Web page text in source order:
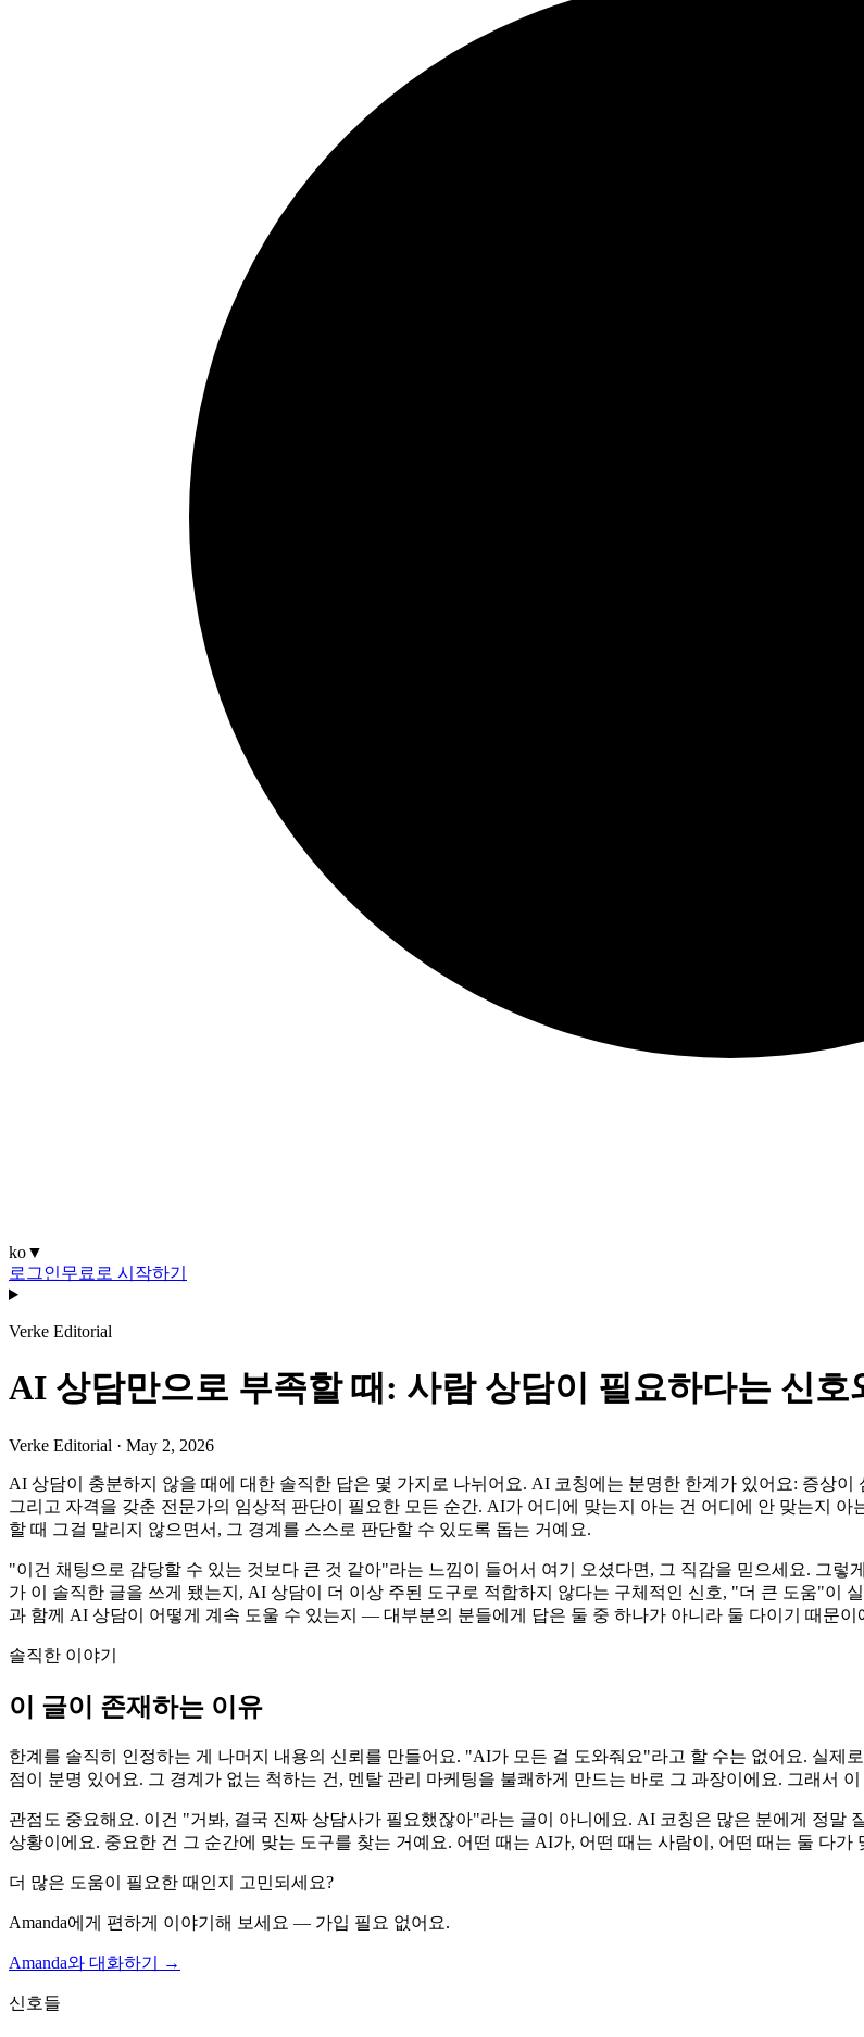
ko▼
로그인무료로 시작하기
Verke Editorial
AI 상담만으로 부족할 때: 사람 상담이 필요하다는 신호
Verke Editorial · May 2, 2026
AI 상담이 충분하지 않을 때에 대한 솔직한 답은 몇 가지로 나뉘어요. AI 코칭에는 분명한 한계가 있어요: 증상
그리고 자격을 갖춘 전문가의 임상적 판단이 필요한 모든 순간. AI가 어디에 맞는지 아는 건 어디에 안 맞는지
할 때 그걸 말리지 않으면서, 그 경계를 스스로 판단할 수 있도록 돕는 거예요.
"이건 채팅으로 감당할 수 있는 것보다 큰 것 같아"라는 느낌이 들어서 여기 오셨다면, 그 직감을 믿으세요. 그렇
가 이 솔직한 글을 쓰게 됐는지, AI 상담이 더 이상 주된 도구로 적합하지 않다는 구체적인 신호, "더 큰 도움"이
과 함께 AI 상담이 어떻게 계속 도울 수 있는지 — 대부분의 분들에게 답은 둘 중 하나가 아니라 둘 다이기 때문이
솔직한 이야기
이 글이 존재하는 이유
한계를 솔직히 인정하는 게 나머지 내용의 신뢰를 만들어요. "AI가 모든 걸 도와줘요"라고 할 수는 없어요. 실제
점이 분명 있어요. 그 경계가 없는 척하는 건, 멘탈 관리 마케팅을 불쾌하게 만드는 바로 그 과장이에요. 그래서
관점도 중요해요. 이건 "거봐, 결국 진짜 상담사가 필요했잖아"라는 글이 아니에요. AI 코칭은 많은 분에게 정말
상황이에요. 중요한 건 그 순간에 맞는 도구를 찾는 거예요. 어떤 때는 AI가, 어떤 때는 사람이, 어떤 때는 둘 다가
더 많은 도움이 필요한 때인지 고민되세요?
Amanda에게 편하게 이야기해 보세요 — 가입 필요 없어요.
Amanda와 대화하기 →
신호들